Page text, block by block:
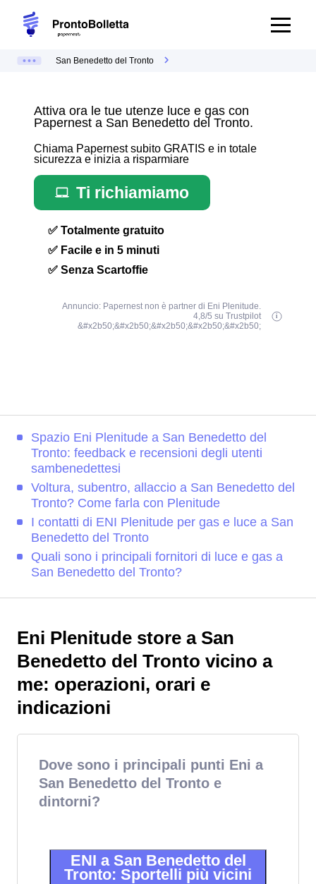
San Benedetto del Tronto
Attiva ora le tue utenze luce e gas con
Papernest a San Benedetto del Tronto.
Chiama Papernest subito GRATIS e in totale
sicurezza e inizia a risparmiare
Ti richiamiamo
✅ Totalmente gratuito
✅ Facile e in 5 minuti
✅ Senza Scartoffie
Annuncio: Papernest non è partner di Eni Plenitude.
4,8/5 su Trustpilot
&#x2b50;&#x2b50;&#x2b50;&#x2b50;&#x2b50;
Spazio Eni Plenitude a San Benedetto del
Tronto: feedback e recensioni degli utenti
sambenedettesi
Voltura, subentro, allaccio a San Benedetto del
Tronto? Come farla con Plenitude
I contatti di ENI Plenitude per gas e luce a San
Benedetto del Tronto
Quali sono i principali fornitori di luce e gas a
San Benedetto del Tronto?
Eni Plenitude store a San
Benedetto del Tronto vicino a
me: operazioni, orari e
indicazioni
Dove sono i principali punti Eni a
San Benedetto del Tronto e
dintorni?
ENI a San Benedetto del
Tronto: Sportelli più vicini